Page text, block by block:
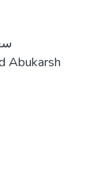
Abukarsh